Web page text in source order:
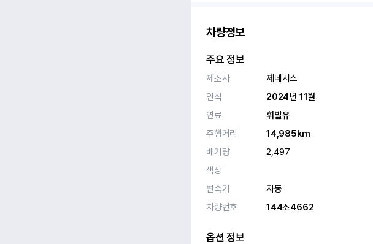
차량정보
주요 정보
제조사
제네시스
연식
2024년 11월
연료
휘발유
주행거리
14,985km
배기량
2,497
색상
변속기
자동
차량번호
144소4662
옵션 정보